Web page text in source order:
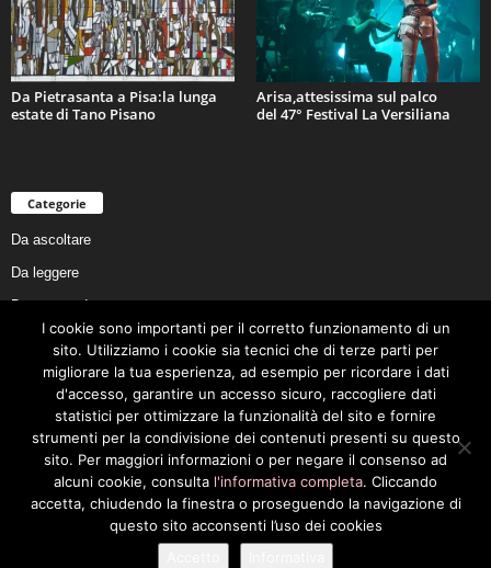
Da Pietrasanta a Pisa:la lunga
estate di Tano Pisano
Arisa,attesissima sul palco
del 47° Festival La Versiliana
Categorie
Da ascoltare
Da leggere
Da non perdere
Da conoscere
Da preservare
Da vivere
Cookie Policy
Privacy Policy
Cookie Policy
I cookie sono importanti per il corretto funzionamento di un
sito. Utilizziamo i cookie sia tecnici che di terze parti per
migliorare la tua esperienza, ad esempio per ricordare i dati
d'accesso, garantire un accesso sicuro, raccogliere dati
statistici per ottimizzare la funzionalità del sito e fornire
strumenti per la condivisione dei contenuti presenti su questo
sito. Per maggiori informazioni o per negare il consenso ad
alcuni cookie, consulta l'informativa completa. Cliccando
accetta, chiudendo la finestra o proseguendo la navigazione di
questo sito acconsenti l’uso dei cookies